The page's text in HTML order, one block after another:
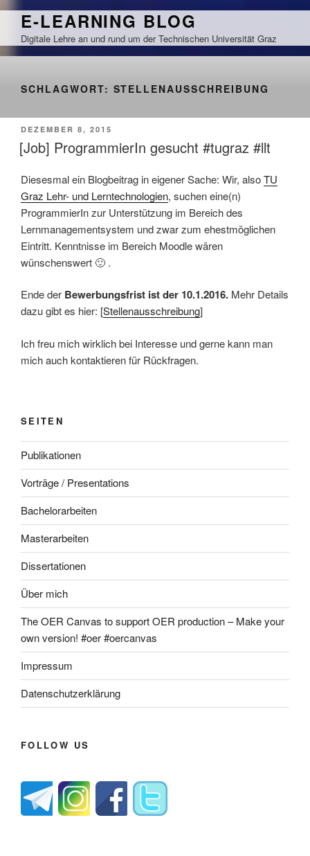
Zum
springen
E-LEARNING BLOG
Digitale Lehre an und rund um der Technischen Universität Graz
SCHLAGWORT: STELLENAUSSCHREIBUNG
VERÖFFENTLICHT
AM
DEZEMBER 8, 2015
[Job] ProgrammierIn gesucht #tugraz #llt
Diesesmal ein Blogbeitrag in eigener Sache: Wir, alsoTU
Graz Lehr- und Lerntechnologien, suchen eine(n)
ProgrammierIn zur Unterstützung im Bereich des
Lernmanagementsystem und zwar zum ehestmöglichen
Eintritt. Kenntnisse im Bereich Moodle wären
wünschenswert 🙂 .
Ende der Bewerbungsfrist ist der 10.1.2016. Mehr Details
dazu gibt es hier: [Stellenausschreibung]
Ich freu mich wirklich bei Interesse und gerne kann man
mich auch kontaktieren für Rückfragen.
SEITEN
Publikationen
Vorträge / Presentations
Bachelorarbeiten
Masterarbeiten
Dissertationen
Über mich
The OER Canvas to support OER production – Make your
own version! #oer #oercanvas
Impressum
Datenschutzerklärung
FOLLOW US